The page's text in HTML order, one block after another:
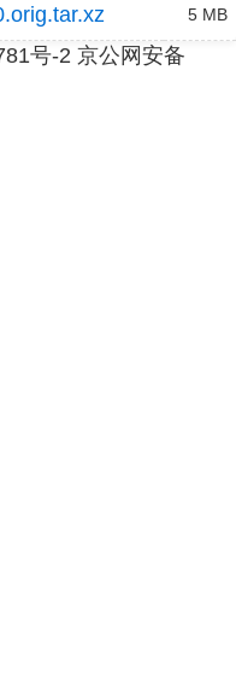
5 MB
号-2 京公网安备